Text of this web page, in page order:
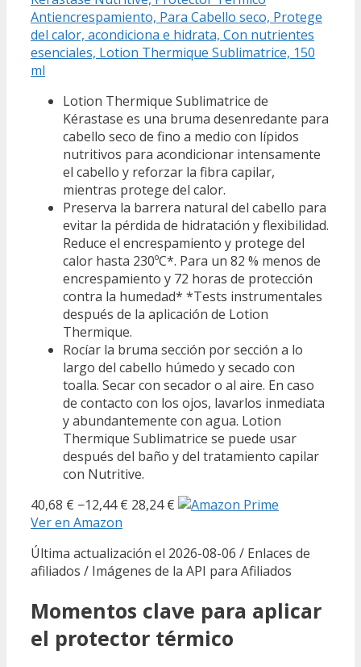
Antiencrespamiento, Para Cabello seco, Protege
del calor, acondiciona e hidrata, Con nutrientes
esenciales, Lotion Thermique Sublimatrice, 150
ml
Lotion Thermique Sublimatrice de
Kérastase es una bruma desenredante para
cabello seco de fino a medio con lípidos
nutritivos para acondicionar intensamente
el cabello y reforzar la fibra capilar,
mientras protege del calor.
Preserva la barrera natural del cabello para
evitar la pérdida de hidratación y flexibilidad.
Reduce el encrespamiento y protege del
calor hasta 230ºC*. Para un 82 % menos de
encrespamiento y 72 horas de protección
contra la humedad* *Tests instrumentales
después de la aplicación de Lotion
Thermique.
Rocíar la bruma sección por sección a lo
largo del cabello húmedo y secado con
toalla. Secar con secador o al aire. En caso
de contacto con los ojos, lavarlos inmediata
y abundantemente con agua. Lotion
Thermique Sublimatrice se puede usar
después del baño y del tratamiento capilar
con Nutritive.
40,68 € −12,44 € 28,24 €
Ver en Amazon
Última actualización el 2026-08-06 / Enlaces de
afiliados / Imágenes de la API para Afiliados
Momentos clave para aplicar
el protector térmico